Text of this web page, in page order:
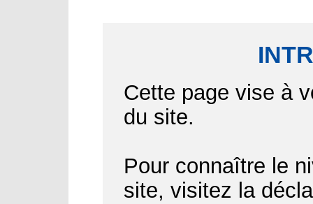
Cette page vise à
du site.
Pour connaître le
site, visitez la